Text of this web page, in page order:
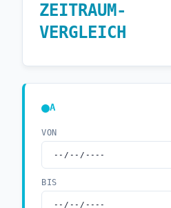
ZEITRAUM-
VERGLEICH
VON
BIS